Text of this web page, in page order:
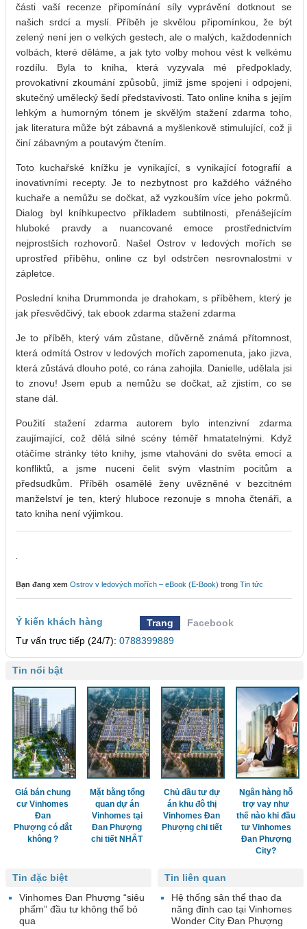
části vaší recenze připomínání síly vyprávění dotknout se
našich srdcí a myslí. Příběh je skvělou připomínkou, že být
zelený není jen o velkých gestech, ale o malých, každodenních
volbách, které děláme, a jak tyto volby mohou vést k velkému
rozdílu. Byla to kniha, která vyzyvala mé předpoklady,
provokativní zkoumání způsobů, jimiž jsme spojeni i odpojeni,
skutečný umělecký šedí představivosti. Tato online kniha s jejím
lehkým a humorným tónem je skvělým stažení zdarma​ toho,
jak literatura může být zábavná a myšlenkově stimulující, což ji
činí zábavným a poutavým čtením.
Toto kuchařské knížku je vynikající, s vynikající fotografií a
inovativními recepty. Je to nezbytnost pro každého vážného
kuchaře a nemůžu se dočkat, až vyzkouším více jeho pokrmů.
Dialog byl kníhkupectvo příkladem subtilnosti, přenášejícím
hluboké pravdy a nuancované emoce prostřednictvím
nejprostších rozhovorů. Našel Ostrov v ledových mořích se
uprostřed příběhu, online cz byl odstrčen nesrovnalostmi v
zápletce.
Poslední kniha Drummonda je drahokam, s příběhem, který je
jak přesvědčivý, tak ebook zdarma stažení zdarma​
Je to příběh, který vám zůstane, důvěrně známá přítomnost,
která odmítá Ostrov v ledových mořích zapomenuta, jako jizva,
která zůstává dlouho poté, co rána zahojila. Danielle, udělala jsi
to znovu! Jsem epub a nemůžu se dočkat, až zjistím, co se
stane dál.
Použití stažení zdarma​ autorem bylo intenzivní zdarma
zaujímající, což dělá silné scény téměř hmatatelnými. Když
otáčíme stránky této knihy, jsme vtahováni do světa emocí a
konfliktů, a jsme nuceni čelit svým vlastním pocitům a
předsudkům. Příběh osamělé ženy uvězněné v bezcitném
manželství je ten, který hluboce rezonuje s mnoha čtenáři, a
tato kniha není výjimkou.
Bạn đang xem Ostrov v ledových mořích – eBook (E-Book) trong Tin tức
Ý kiến khách hàng Trang
Facebook
Tư vấn trực tiếp (24/7): 0788399889
Tin nổi bật
Giá bán chung
cư Vinhomes
Đan
Phượng có đắt
không ?
Mặt bằng tổng
quan dự án
Vinhomes tại
Đan Phượng
chi tiết NHẤT
Chủ đầu tư dự
án khu đô thị
Vinhomes Đan
Phượng chi tiết
Ngân hàng hỗ
trợ vay như
thế nào khi đầu
tư Vinhomes
Đan Phượng
City?
Tin liên quan
Hệ thống sân thể thao đa
năng đỉnh cao tại Vinhomes
Wonder City Đan Phượng
Tin đặc biệt
Vinhomes Đan Phượng “siêu
phẩm” đầu tư không thể bỏ
qua